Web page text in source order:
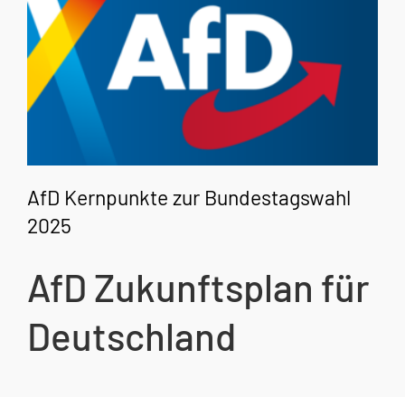
AfD Kernpunkte zur Bundestagswahl
2025
AfD Zukunftsplan für
Deutschland